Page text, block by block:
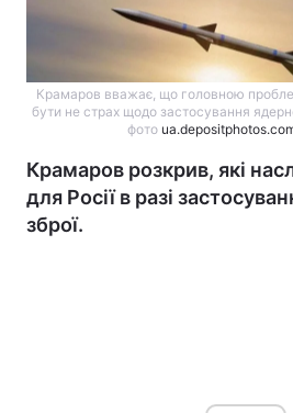
Крамаров вважає, що головною
бути не страх щодо застосування
фото
Крамаров розкрив, які
для Росії в разі
зброї.